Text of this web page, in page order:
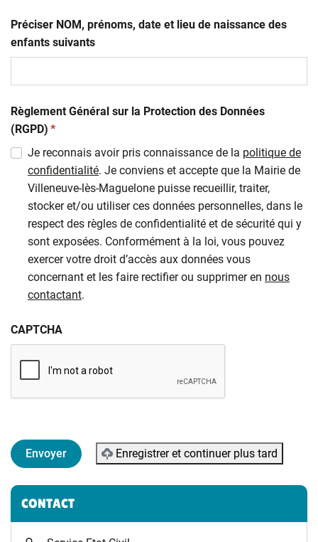
Préciser NOM, prénoms, date et lieu de naissance des
enfants suivants
Règlement Général sur la Protection des Données
(RGPD) (obligatoire)
*
Je reconnais avoir pris connaissance de la politique de
confidentialité. Je conviens et accepte que la Mairie de
Villeneuve-lès-Maguelone puisse recueillir, traiter,
stocker et/ou utiliser ces données personnelles, dans le
respect des règles de confidentialité et de sécurité qui y
sont exposées. Conformément à la loi, vous pouvez
exercer votre droit d’accès aux données vous
concernant et les faire rectifier ou supprimer en nous
contactant.
CAPTCHA
Enregistrer et continuer plus tard
Informations complémentaires
CONTACT